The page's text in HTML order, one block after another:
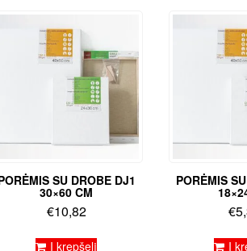
SU DROBE DJ1
30×60 CM
€10,82
Į krepšelį
PORĖMIS
€
Į